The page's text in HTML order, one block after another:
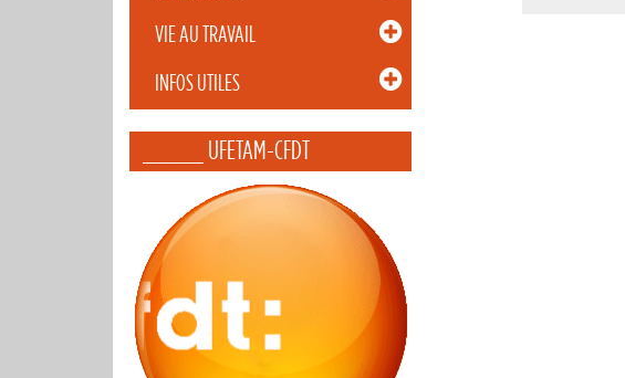
VIE AU TRAVAIL
INFOS UTILES
_____ UFETAM-CFDT